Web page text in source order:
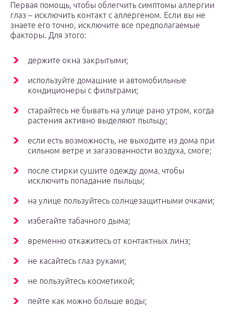
Первая помощь, чтобы облегчить симптомы аллергии
глаз – исключить контакт с аллергеном. Если вы не
знаете его точно, исключите все предполагаемые
факторы. Для этого:
держите окна закрытыми;
используйте домашние и автомобильные
кондиционеры с фильтрами;
старайтесь не бывать на улице рано утром, когда
растения активно выделяют пыльцу;
если есть возможность, не выходите из дома при
сильном ветре и загазованности воздуха, смоге;
после стирки сушите одежду дома, чтобы
исключить попадание пыльцы;
на улице пользуйтесь солнцезащитными очками;
избегайте табачного дыма;
временно откажитесь от контактных линз;
не касайтесь глаз руками;
не пользуйтесь косметикой;
пейте как можно больше воды;